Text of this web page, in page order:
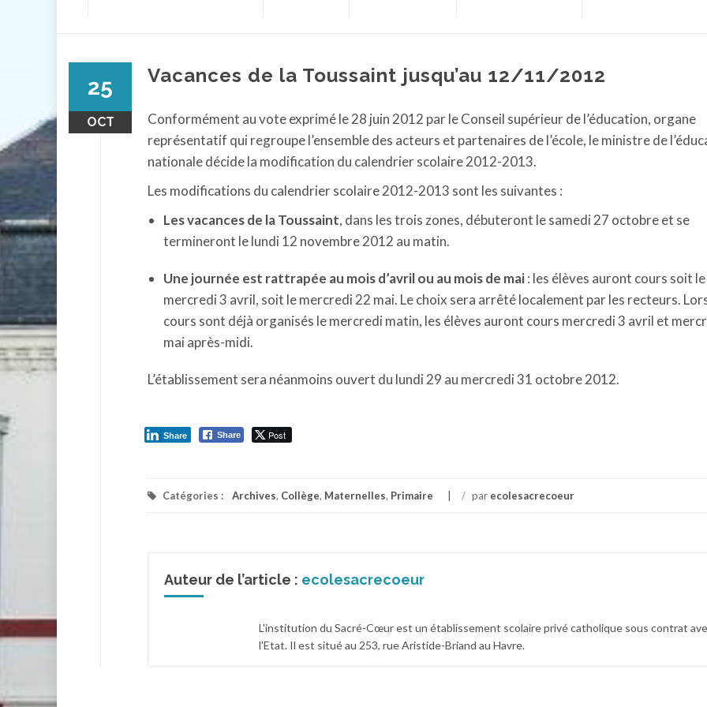
25
OCT
Vacances de la Toussaint jusqu’au 12/11/2012
Conformément au vote exprimé le 28 juin 2012 par le Conseil supérieur de l’éducation, organe
représentatif qui regroupe l’ensemble des acteurs et partenaires de l’école, le ministre de
nationale décide la modification du calendrier scolaire 2012-2013.
Les modifications du calendrier scolaire 2012-2013 sont les suivantes :
Les vacances de la Toussaint, dans les trois zones, débuteront le samedi 27 octobre et se
termineront le lundi 12 novembre 2012 au matin.
Une journée est rattrapée au mois d’avril ou au mois de mai: les élèves auront cours soit le
mercredi 3 avril, soit le mercredi 22 mai. Le choix sera arrêté localement par les recteurs.
cours sont déjà organisés le mercredi matin, les élèves auront cours mercredi 3 avril et
mai après-midi.
L’établissement sera néanmoins ouvert du lundi 29 au mercredi 31 octobre 2012.
Share Post
Share
Catégories : Archives, Collège, Maternelles, Primaire / par ecolesacrecoeur
Auteur de l’article : ecolesacrecoeur
L'institution du Sacré-Cœur est un établissement scolaire privé catholique sous contrat
l'Etat. Il est situé au 253, rue Aristide-Briand au Havre.